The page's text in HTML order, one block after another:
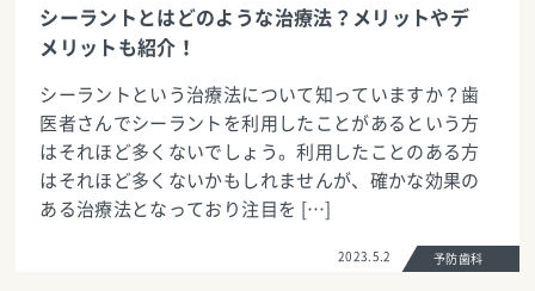
シーラントとはどのような治療法？メリットやデ
メリットも紹介！
シーラントという治療法について知っていますか？歯
医者さんでシーラントを利用したことがあるという方
はそれほど多くないでしょう。利用したことのある方
はそれほど多くないかもしれませんが、確かな効果の
ある治療法となっており注目を […]
2023.5.2 予防歯科